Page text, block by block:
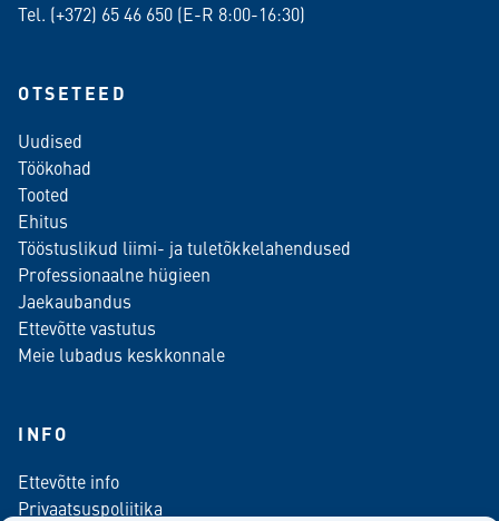
Tel. (+372) 65 46 650 (E-R 8:00-16:30)
OTSETEED
Uudised
Töökohad
Tooted
Ehitus
Tööstuslikud liimi- ja tuletõkkelahendused
Professionaalne hügieen
Jaekaubandus
Ettevõtte vastutus
Meie lubadus keskkonnale
INFO
Ettevõtte info
Privaatsuspoliitika